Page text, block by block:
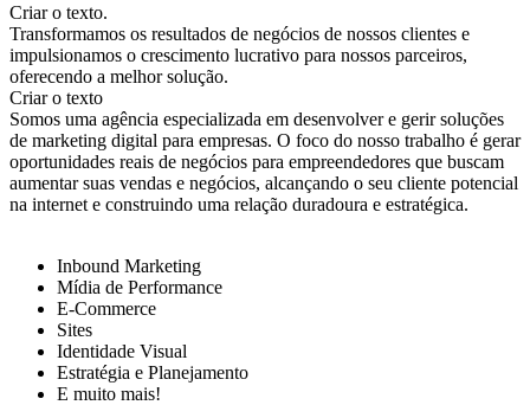
Criar o texto.
Transformamos os resultados de negócios de nossos clientes e
impulsionamos o crescimento lucrativo para nossos parceiros,
oferecendo a melhor solução.
Criar o texto
Somos uma agência especializada em desenvolver e gerir soluções
de marketing digital para empresas. O foco do nosso trabalho é gerar
oportunidades reais de negócios para empreendedores que buscam
aumentar suas vendas e negócios, alcançando o seu cliente potencial
na internet e construindo uma relação duradoura e estratégica.
Inbound Marketing
Mídia de Performance
E-Commerce
Sites
Identidade Visual
Estratégia e Planejamento
E muito mais!